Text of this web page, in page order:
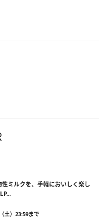
性ミルクを、手軽においしく楽し
土）23:59まで